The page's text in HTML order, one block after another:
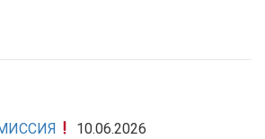
10.06.2026